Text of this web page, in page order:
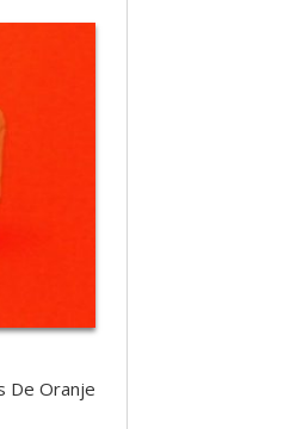
De Oranje